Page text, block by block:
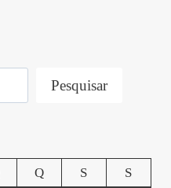
Pesquisar
Q S S